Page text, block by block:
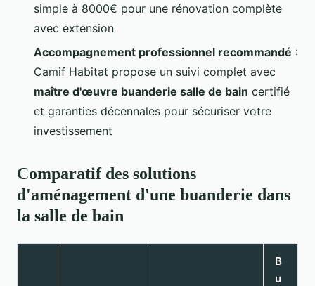
simple à 8000€ pour une rénovation complète
avec extension
Accompagnement professionnel recommandé :
Camif Habitat propose un suivi complet avec
maître d'œuvre buanderie salle de bain certifié
et garanties décennales pour sécuriser votre
investissement
Comparatif des solutions
d'aménagement d'une buanderie dans
la salle de bain
B
u